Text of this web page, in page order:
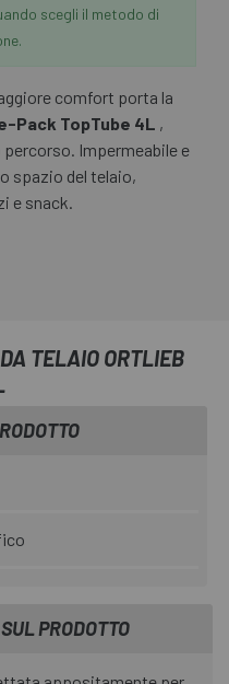
scegli il metodo di
comfort porta la
Pack TopTube 4L ,
Impermeabile e
spazio del telaio,
e snack.
TELAIO ORTLIEB
PRODOTTO